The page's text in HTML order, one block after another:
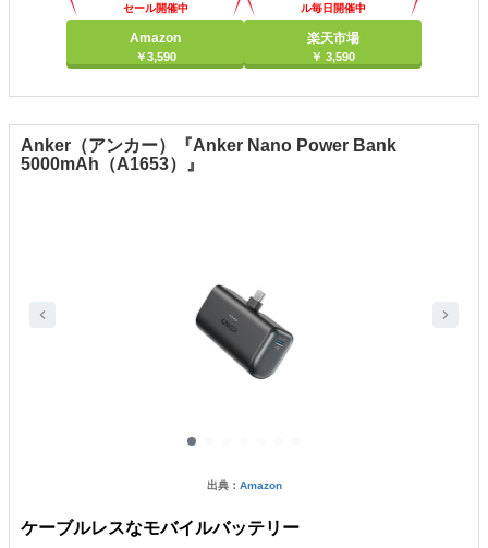
セール開催中
Amazon
￥3,590
ル毎日開催中
楽天市場
￥ 3,590
Anker（アンカー）『Anker Nano Power Bank
5000mAh（A1653）』
出典： Amazon
ケーブルレスなモバイルバッテリー